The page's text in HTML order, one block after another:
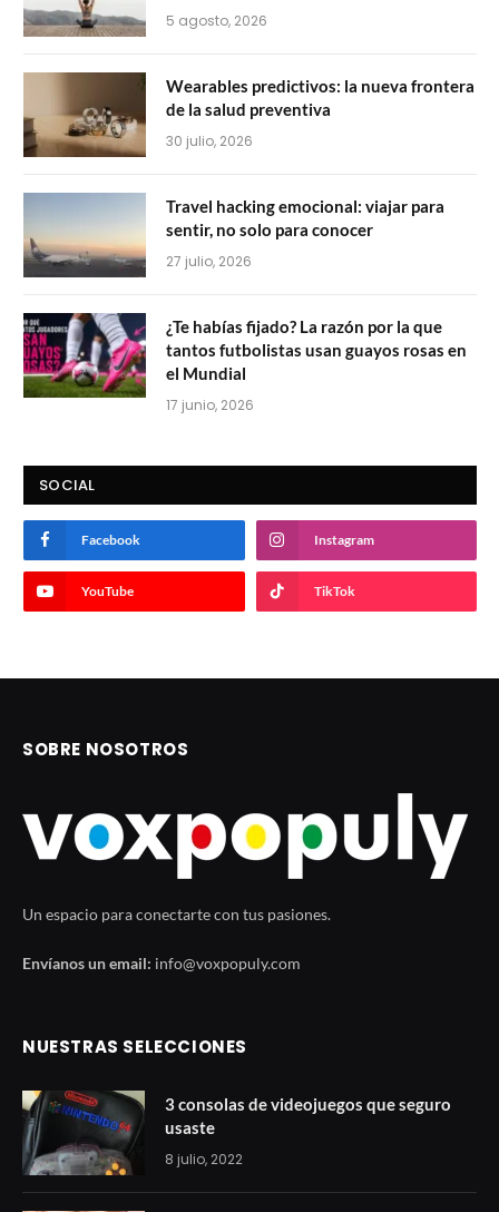
5 agosto, 2026
Wearables predictivos: la nueva frontera
de la salud preventiva
30 julio, 2026
Travel hacking emocional: viajar para
sentir, no solo para conocer
27 julio, 2026
¿Te habías fijado? La razón por la que
tantos futbolistas usan guayos rosas en
el Mundial
17 junio, 2026
SOCIAL
Facebook Instagram
YouTube TikTok
SOBRE NOSOTROS
Un espacio para conectarte con tus pasiones.
Envíanos un email: info@voxpopuly.com
NUESTRAS SELECCIONES
3 consolas de videojuegos que seguro
usaste
8 julio, 2022